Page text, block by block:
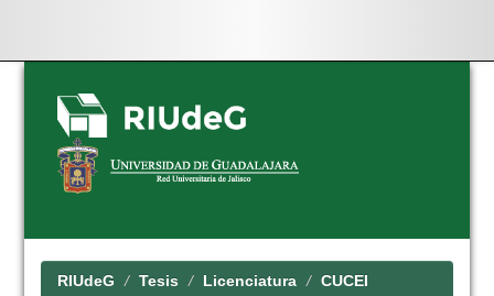
Skip
navigation
RIUdeG Tesis Licenciatura CUCEI